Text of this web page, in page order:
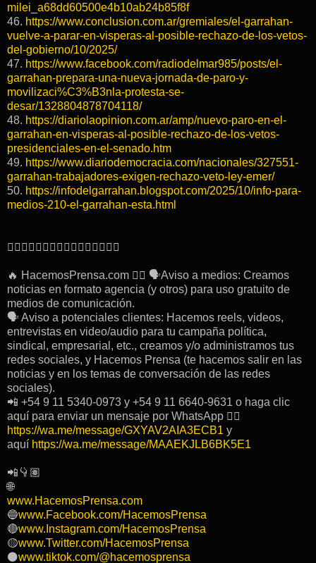
milei_a68dd60500e4b10ab24b85f8f
46. https://www.conclusion.com.ar/gremiales/el-garrahan-
vuelve-a-parar-en-visperas-al-posible-rechazo-de-los-vetos-
del-gobierno/10/2025/
47. https://www.facebook.com/radiodelmar985/posts/el-
garrahan-prepara-una-nueva-jornada-de-paro-y-
movilizaci%C3%B3nla-protesta-se-
desar/1328804878704118/
48. https://diariolaopinion.com.ar/amp/nuevo-paro-en-el-
garrahan-en-visperas-al-posible-rechazo-de-los-vetos-
presidenciales-en-el-senado.htm
49. https://www.diariodemocracia.com/nacionales/327551-
garrahan-trabajadores-exigen-rechazo-veto-ley-emer/
50. https://infodelgarrahan.blogspot.com/2025/10/info-para-
medios-210-el-garrahan-esta.html
👇🏽👇🏽👇🏽👇🏽👇🏽👇🏽👇🏽👇🏽
🔥 HacemosPrensa.com 👉🏽 🗣Aviso a medios: Creamos
noticias en formato agencia (y otros) para uso gratuito de
medios de comunicación.
🗣 Aviso a potenciales clientes: Hacemos reels, videos,
entrevistas en video/audio para tu campaña política,
sindical, empresarial, etc., creamos y/o administramos tus
redes sociales, y Hacemos Prensa (te hacemos salir en las
noticias y en los temas de conversación de las redes
sociales).
📲 +54 9 11 5340-0973 y +54 9 11 6640-9631 o haga clic
aquí para enviar un mensaje por WhatsApp 👉🏽
https://wa.me/message/GXYAV2AIA3ECB1 y
aquí https://wa.me/message/MAAEKJLB6BK5E1
📲👇🏽
🌐
www.HacemosPrensa.com
🔵www.Facebook.com/HacemosPrensa
🔴www.Instagram.com/HacemosPrensa
🟡www.Twitter.com/HacemosPrensa
⚫️www.tiktok.com/@hacemosprensa